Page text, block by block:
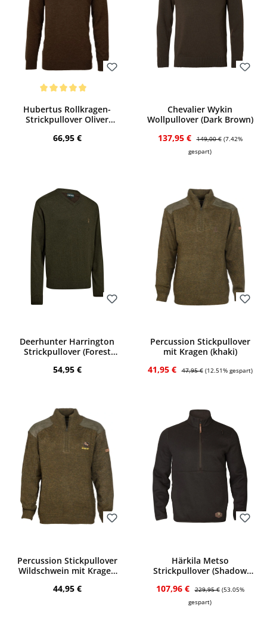
Bewerten
Hubertus Rollkragen-
Strickpullover Oliver
Regulärer Preis:
66,95 €
Chevalier Wykin
Wollpullover (Dark Brown)
Verkaufspreis:
137,95 € 149,00 € (7.42%
gespart)
Deerhunter Harrington
Strickpullover (Forest
Regulärer Preis:
54,95 €
Percussion Stickpullover
mit Kragen (khaki)
Verkaufspreis:
41,95 € Regulärer Preis:
47,95 € (12.51% gespart)
Percussion Stickpullover
Wildschwein mit Kragen
Regulärer Preis:
44,95 €
Härkila Metso
Strickpullover (Shadow
Verkaufspreis:
107,96 € Regulärer Preis:
229,95 € (53.05%
gespart)